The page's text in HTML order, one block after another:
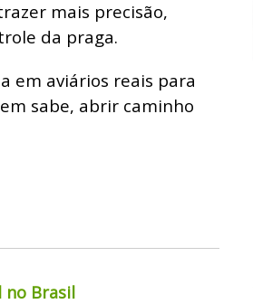
mais precisão,
da praga.
em aviários reais para
sabe, abrir caminho
no Brasil